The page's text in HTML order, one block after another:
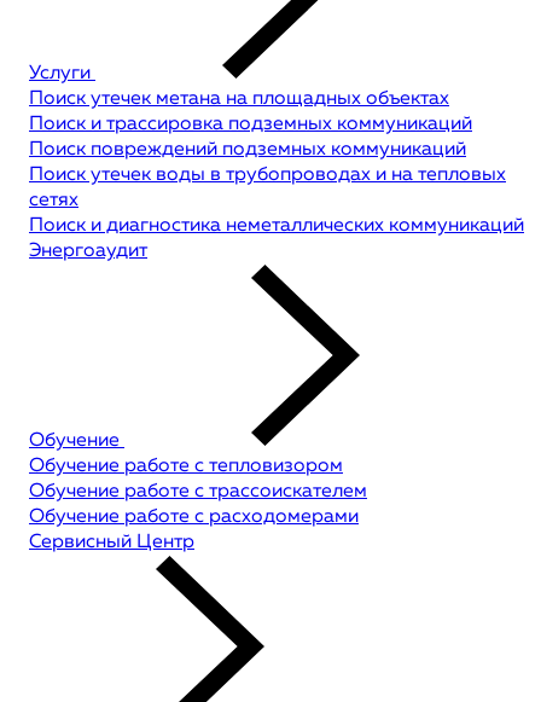
Услуги
Поиск утечек метана на площадных объектах
Поиск и трассировка подземных коммуникаций
Поиск повреждений подземных коммуникаций
Поиск утечек воды в трубопроводах и на тепловых
сетях
Поиск и диагностика неметаллических коммуникаций
Энергоаудит
Обучение
Обучение работе с тепловизором
Обучение работе с трассоискателем
Обучение работе с расходомерами
Сервисный Центр